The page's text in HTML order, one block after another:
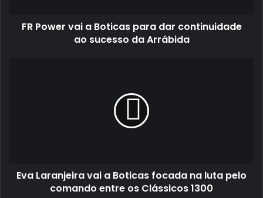
sucesso
FR Power vai a Boticas para dar continuidade
ao sucesso da Arrábida
comando
Eva Laranjeira vai a Boticas focada na luta pelo
comando entre os Clássicos 1300